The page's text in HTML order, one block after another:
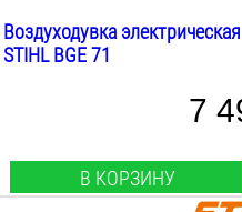
Воздуходувка электрическая
STIHL BGE 71
7
В КОРЗИНУ